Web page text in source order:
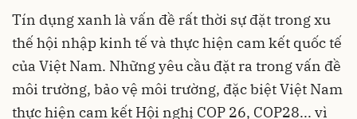
Tín dụng xanh là vấn đề rất thời sự đặt trong xu
thế hội nhập kinh tế và thực hiện cam kết quốc tế
của Việt Nam. Những yêu cầu đặt ra trong vấn đề
môi trường, bảo vệ môi trường, đặc biệt Việt Nam
thực hiện cam kết Hội nghị COP 26, COP28... vì